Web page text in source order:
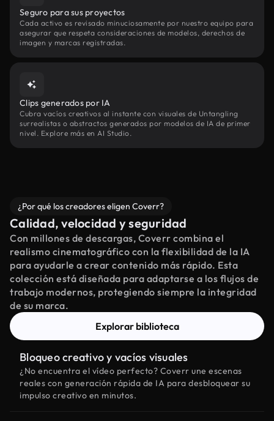
Seguro para sus proyectos
Cada activo es revisado minuciosamente por nuestro equipo para
asegurar que respeta consideraciones de modelos, derechos de
imagen y marcas registradas.
Clips generados por IA
Cubra vacíos creativos al instante con visuales de Untangling
surrealistas o abstractos generados por modelos de IA de primer
nivel. Explore más en AI Studio.
¿Por qué los creadores eligen Coverr?
Calidad, velocidad y seguridad
Con millones de descargas, Coverr combina el
realismo cinematográfico con la flexibilidad de la IA
para ayudarle a crear contenido más rápido. Esta
colección está diseñada para adaptarse a los flujos de
trabajo modernos, protegiendo siempre la integridad
de su marca.
Explorar biblioteca
Bloqueo creativo y vacíos visuales
¿No encuentra el vídeo perfecto? Coverr une escenas
reales con generación rápida de IA para desbloquear su
impulso creativo en minutos.